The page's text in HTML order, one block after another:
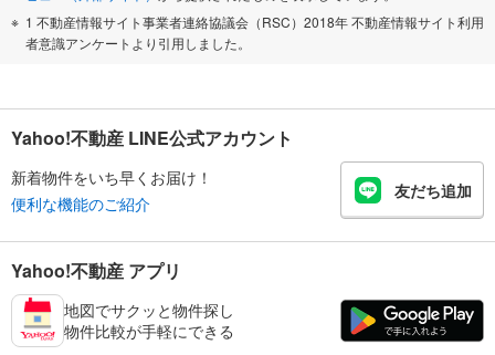
1 不動産情報サイト事業者連絡協議会（RSC）2018年 不動産情報サイト利用
者意識アンケートより引用しました。
Yahoo!不動産 LINE公式アカウント
新着物件をいち早くお届け！
便利な機能のご紹介
友だち追加
Yahoo!不動産 アプリ
地図でサクッと物件探し
物件比較が手軽にできる